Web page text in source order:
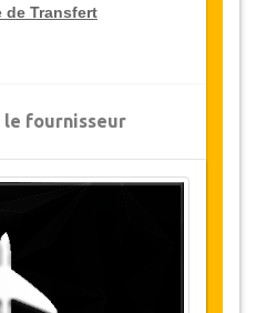
de Transfert
grands voyageurs,
transferts
une période de 12
remise sur le transfert,
"
d'annulation
le fournisseur